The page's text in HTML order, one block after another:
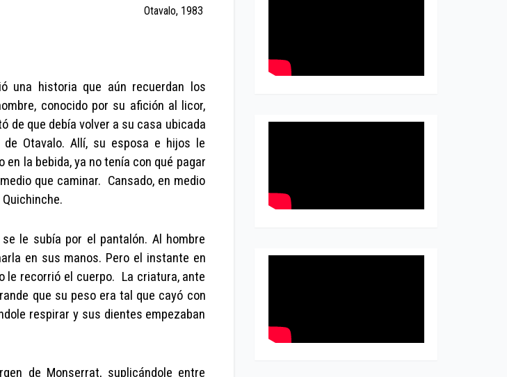
Otavalo, 1983
una historia que aún recuerdan los
conocido por su afición al licor,
de que debía volver a su casa ubicada
Otavalo. Allí, su esposa e hijos le
la bebida, ya no tenía con qué pagar
que caminar. Cansado, en medio
le subía por el pantalón. Al hombre
en sus manos. Pero el instante en
le recorrió el cuerpo. La criatura, ante
que su peso era tal que cayó con
respirar y sus dientes empezaban
de Monserrat, suplicándole entre